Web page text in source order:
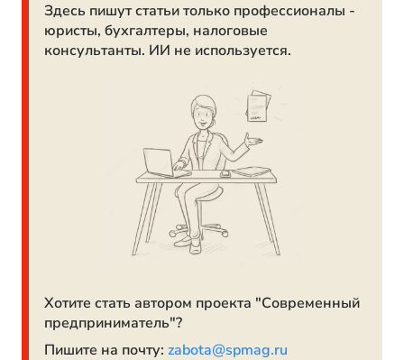
Здесь пишут статьи только профессионалы -
юристы, бухгалтеры, налоговые
консультанты. ИИ не используется.
Хотите стать автором проекта "Современный
предприниматель"?
Пишите на почту: zabota@spmag.ru